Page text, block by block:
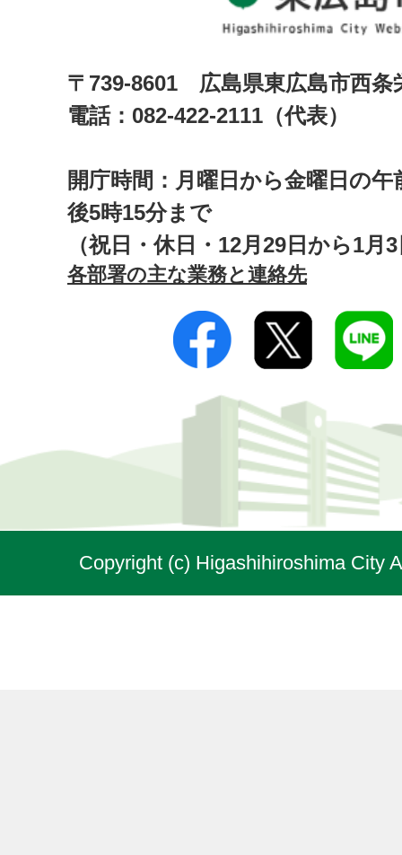
〒739-8601 広島県東広島市西
電話：082-422-2111（代表）
開庁時間：月曜日から金曜日の午
後5時15分まで
（祝日・休日・12月29日から1月
各部署の主な業務と連絡先
Copyright (c) Higashihiroshima City